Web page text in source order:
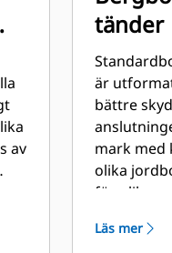
tänder
är
bättre
mark med
olika
för olika
kilformade
Läs mer